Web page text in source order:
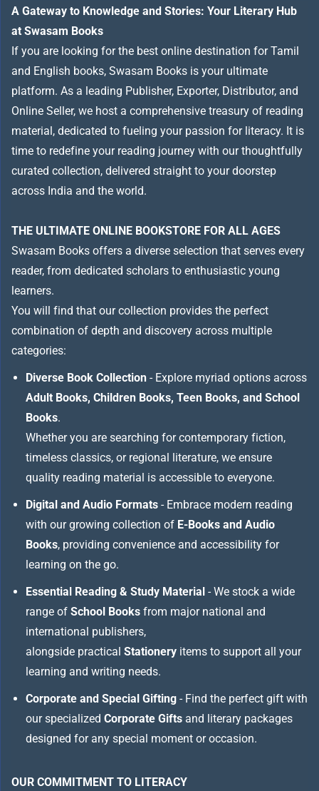
A Gateway to Knowledge and Stories: Your Literary Hub
at Swasam Books
If you are looking for the best online destination for Tamil
and English books, Swasam Books is your ultimate
platform. As a leading Publisher, Exporter, Distributor, and
Online Seller, we host a comprehensive treasury of reading
material, dedicated to fueling your passion for literacy. It is
time to redefine your reading journey with our thoughtfully
curated collection, delivered straight to your doorstep
across India and the world.
THE ULTIMATE ONLINE BOOKSTORE FOR ALL AGES
Swasam Books offers a diverse selection that serves every
reader, from dedicated scholars to enthusiastic young
learners.
You will find that our collection provides the perfect
combination of depth and discovery across multiple
categories:
Diverse Book Collection - Explore myriad options across
Adult Books, Children Books, Teen Books, and School
Books.
Whether you are searching for contemporary fiction,
timeless classics, or regional literature, we ensure
quality reading material is accessible to everyone.
Digital and Audio Formats - Embrace modern reading
with our growing collection of E-Books and Audio
Books, providing convenience and accessibility for
learning on the go.
Essential Reading & Study Material - We stock a wide
range of School Books from major national and
international publishers,
alongside practical Stationery items to support all your
learning and writing needs.
Corporate and Special Gifting - Find the perfect gift with
our specialized Corporate Gifts and literary packages
designed for any special moment or occasion.
OUR COMMITMENT TO LITERACY